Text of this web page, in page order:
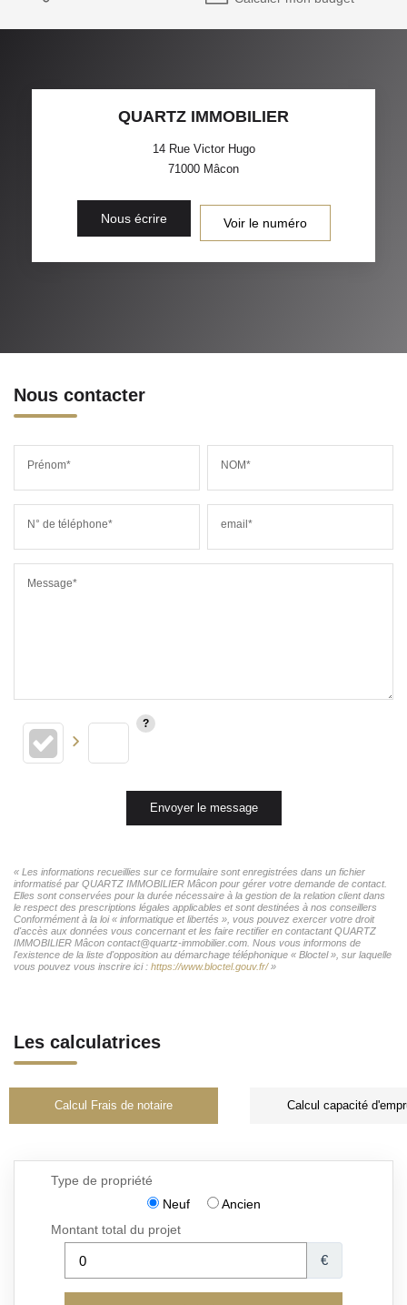
QUARTZ IMMOBILIER
14 Rue Victor Hugo
71000 Mâcon
Nous écrire Voir le numéro
Nous contacter
Prénom* NOM*
N° de téléphone* email*
Message*
Envoyer le message
« Les informations recueillies sur ce formulaire sont enregistrées dans un fichier
informatisé par QUARTZ IMMOBILIER Mâcon pour gérer votre demande de contact.
Elles sont conservées pour la durée nécessaire à la gestion de la relation client dans
le respect des prescriptions légales applicables et sont destinées à nos conseillers
Conformément à la loi « informatique et libertés », vous pouvez exercer votre droit
d'accès aux données vous concernant et les faire rectifier en contactant QUARTZ
IMMOBILIER Mâcon contact@quartz-immobilier.com. Nous vous informons de
l'existence de la liste d'opposition au démarchage téléphonique « Bloctel », sur laquelle
vous pouvez vous inscrire ici : https://www.bloctel.gouv.fr/»
Les calculatrices
Calcul Frais de notaire Calcul capacité